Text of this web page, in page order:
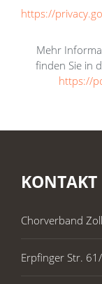
https://
Mehr
finden Sie in
https://
KONTAKT
Chorverband
Erpfinger Str. 61/